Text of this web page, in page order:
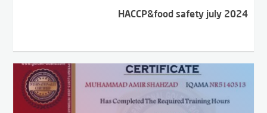
HACCP&food safety july 2024